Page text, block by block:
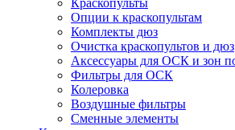
Краскопульты
Опции к краскопультам
Комплекты дюз
Очистка краскопультов и дюз
Аксессуары для ОСК и зон
Фильтры для ОСК
Колеровка
Воздушные фильтры
Сменные элементы